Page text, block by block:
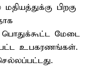
பிறகு
பொதுக்கூட்ட மேடை
உபகரணங்கள்.